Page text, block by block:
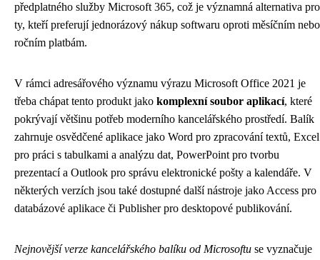
předplatného služby Microsoft 365, což je významná alternativa pro
ty, kteří preferují jednorázový nákup softwaru oproti měsíčním nebo
ročním platbám.
V rámci adresářového významu výrazu Microsoft Office 2021 je
třeba chápat tento produkt jako komplexní soubor aplikací, které
pokrývají většinu potřeb moderního kancelářského prostředí. Balík
zahrnuje osvědčené aplikace jako Word pro zpracování textů, Excel
pro práci s tabulkami a analýzu dat, PowerPoint pro tvorbu
prezentací a Outlook pro správu elektronické pošty a kalendáře. V
některých verzích jsou také dostupné další nástroje jako Access pro
databázové aplikace či Publisher pro desktopové publikování.
Nejnovější verze kancelářského balíku od Microsoftu se vyznačuje